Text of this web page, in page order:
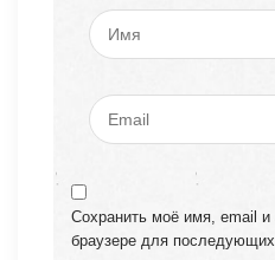
Сохранить моё имя, email и
браузере для